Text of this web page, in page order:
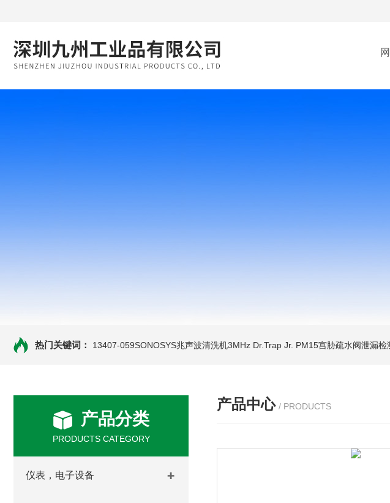
热门关键词： 13407-059SONOSYS兆声波清洗机3MHz Dr.Trap Jr. PM15宫胁疏水阀泄漏检
产品分类
PRODUCTS CATEGORY
仪表，电子设备
产品中心 / PRODUCTS